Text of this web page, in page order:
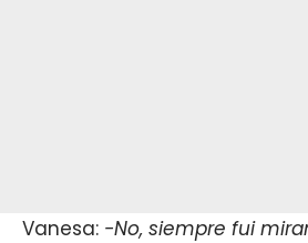
Vanesa: -No, siempre fui